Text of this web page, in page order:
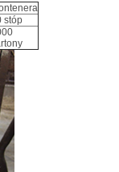
stóp